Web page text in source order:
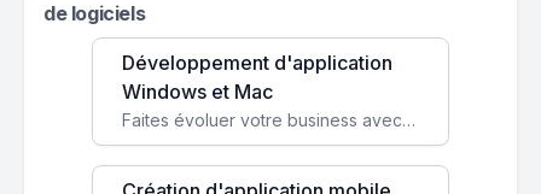
de logiciels
Développement d'application
Windows et Mac
Faites évoluer votre business avec des solutions logicielles personnalisées, parfaitement adaptées à vos besoins spécifiques.